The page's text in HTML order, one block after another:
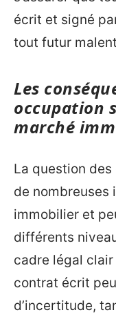
écrit et signé
tout futur
Les
occupation
marché
La question
de nombreuses
immobilier et
différents
cadre légal
contrat écrit
d’incertitude,